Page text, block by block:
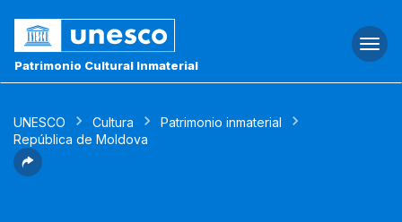
Patrimonio Cultural Inmaterial
UNESCO Cultura
Patrimonio inmaterial
República de Moldova